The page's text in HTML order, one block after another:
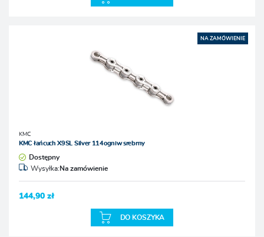
NA ZAMÓWIENIE
KMC
KMC łańcuch X9SL Silver 114ogniw srebrny
Dostępny
Wysyłka:Na zamówienie
144,90 zł
DO KOSZYKA